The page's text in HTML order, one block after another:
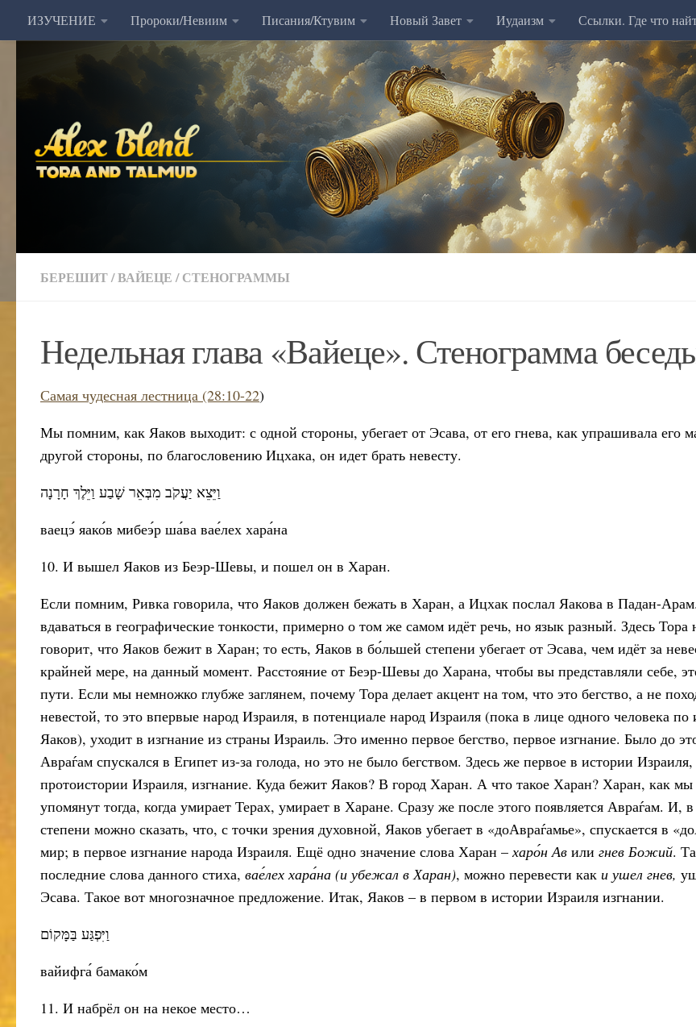
Перейти к содержимому
ИЗУЧЕНИЕ Пророки/Невиим Писания/Ктувим Новый Завет Иудаизм Ссылки. Где что
БЕРЕШИТ/ВАЙЕЦЕ / СТЕНОГРАММЫ
Недельная глава «Вайеце». Стенограмма
Самая чудесная лестница (28:10-22)
Мы помним, как Яаков выходит: с одной стороны, убегает от Эсава, от его гнева, как упрашивала его
другой стороны, по благословению Ицхака, он идет брать невесту.
וַיֵּצֵא יַעֲקֹב מִבְּאֵר שָׁבַע וַיֵּלֶךְ חָרָנָה
ваецэ́ яако́в мибеэ́р ша́ва вае́лех хара́на
10. И вышел Яаков из Беэр-Шевы, и пошел он в Харан.
Если помним, Ривка говорила, что Яаков должен бежать в Харан, а Ицхак послал Яакова в Падан-
вдаваться в географические тонкости, примерно о том же самом идёт речь, но язык разный. Здесь Тора
говорит, что Яаков бежит в Харан; то есть, Яаков в бо́льшей степени убегает от Эсава, чем идёт за
крайней мере, на данный момент. Расстояние от Беэр-Шевы до Харана, чтобы вы представляли себе,
пути. Если мы немножко глубже заглянем, почему Тора делает акцент на том, что это бегство, а не
невестой, то это впервые народ Израиля, в потенциале народ Израиля (пока в лице одного человека по
Яаков), уходит в изгнание из страны Израиль. Это именно первое бегство, первое изгнание. Было до
Авраѓам спускался в Египет из-за голода, но это не было бегством. Здесь же первое в истории Израиля,
протоистории Израиля, изгнание. Куда бежит Яаков? В город Харан. А что такое Харан? Харан, как
упомянут тогда, когда умирает Терах, умирает в Харане. Сразу же после этого появляется Авраѓам. И,
степени можно сказать, что, с точки зрения духовной, Яаков убегает в «доАвраѓамье», спускается в
мир; в первое изгнание народа Израиля. Ещё одно значение слова Харан –харо́н Ав или гнев Божий.
последние слова данного стиха, вае́лех хара́на (и убежал в Харан), можно перевести как и ушел гнев,
Эсава. Такое вот многозначное предложение. Итак, Яаков – в первом в истории Израиля изгнании.
וַיִּפְגַּע בַּמָּקוֹם
вайифга́ бамако́м
11. И набрёл он на некое место…